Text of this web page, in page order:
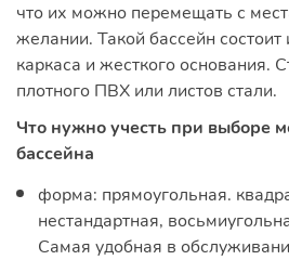
что их можно перемещать с
желании. Такой бассейн
каркаса и жесткого основания.
плотного ПВХ или листов стали.
Что нужно учесть при выборе
бассейна
форма: прямоугольная.
нестандартная,
Самая удобная в